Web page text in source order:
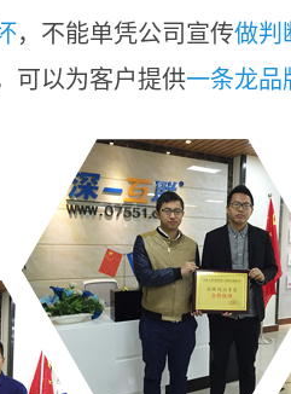
，不能单凭公司宣传做判
可以为客户提供一条龙品